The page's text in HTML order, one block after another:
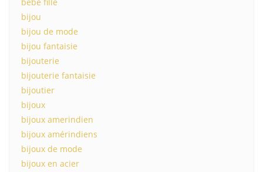
bijou
bijou de mode
bijou fantaisie
bijouterie
bijouterie fantaisie
bijoutier
bijoux
bijoux amerindien
bijoux amérindiens
bijoux de mode
bijoux en acier